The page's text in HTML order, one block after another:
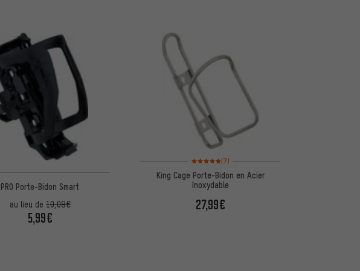
PRO Porte-Bidon Smart
au lieu de 10,08€
5,99€
Note moyenne : 5 sur 5 d'après 7 avis
(7)
King Cage Porte-Bidon en Acier
Inoxydable
27,99€